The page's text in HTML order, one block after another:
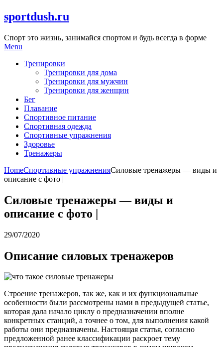
Skip
to
sportdush.ru
Спорт это жизнь, занимайся спортом и будь всегда в форме
Menu
Тренировки
Тренировки для дома
Тренировки для мужчин
Тренировки для женщин
Бег
Плавание
Спортивное питание
Спортивная одежда
Спортивные упражнения
Здоровье
Тренажеры
HomeСпортивные упражненияСиловые тренажеры — виды и
описание с фото |
Силовые тренажеры — виды и
описание с фото |
29/07/2020
Описание силовых тренажеров
Строение тренажеров, так же, как и их функциональные
особенности были рассмотрены нами в предыдущей статье,
которая дала начало циклу о предназначении вполне
конкретных станций, а точнее о том, для выполнения какой
работы они предназначены. Настоящая статья, согласно
предложенной ранее классификации раскроет тему